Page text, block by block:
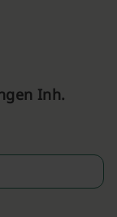
Inh.